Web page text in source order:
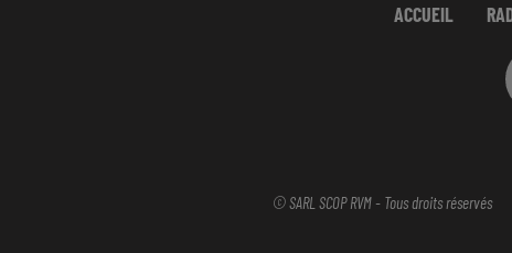
ACCUEIL
© SARL SCOP RVM - Tous droits réservés